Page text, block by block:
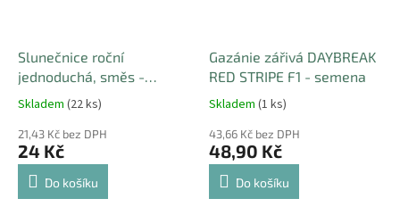
Slunečnice roční
jednoduchá, směs -
semena
Skladem (22 ks)
21,43 Kč bez DPH
24 Kč
Do košíku
Gazánie zářivá DAYBREAK
RED STRIPE F1 - semena
Skladem (1 ks)
43,66 Kč bez DPH
48,90 Kč
Do košíku